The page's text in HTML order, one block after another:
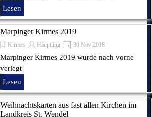
Lesen
Marpinger Kirmes 2019
Kirmes Häuptling 30 Nov 2018
Marpinger Kirmes 2019 wurde nach vorne
verlegt
Lesen
Weihnachtskarten aus fast allen Kirchen im
Landkreis St. Wendel